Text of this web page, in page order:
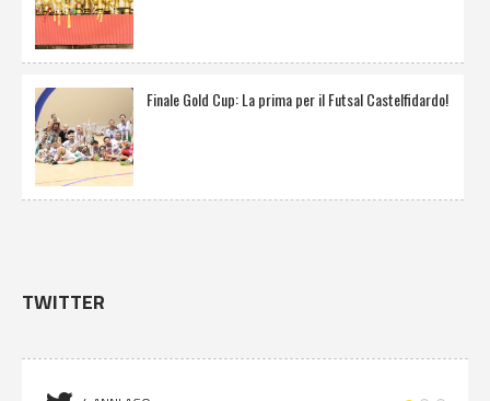
Finale Gold Cup: La prima per il Futsal Castelfidardo!
TWITTER